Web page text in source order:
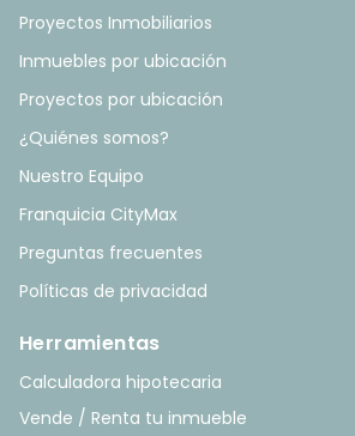
Proyectos Inmobiliarios
Inmuebles por ubicación
Proyectos por ubicación
¿Quiénes somos?
Nuestro Equipo
Franquicia CityMax
Preguntas frecuentes
Políticas de privacidad
Herramientas
Calculadora hipotecaria
Vende / Renta tu inmueble